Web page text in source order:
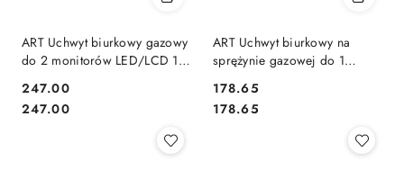
ART Uchwyt biurkowy gazowy
do 2 monitorów LED/LCD 13-
Cena:
247.00
Cena:
247.00
ART Uchwyt biurkowy na
sprężynie gazowej do 1
11GD
Cena:
178.65
Cena:
178.65